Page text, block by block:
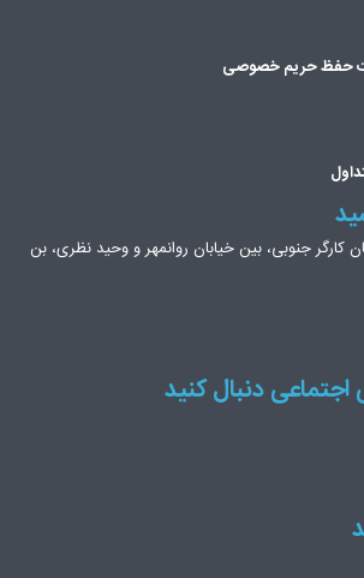
حفظ حریم خصوصی
کارگر جنوبی، بین خیابان روانمهر و وحید نظری، بن
دنبال کنید